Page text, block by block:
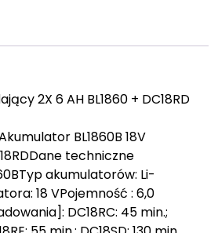
2X 6 AH BL1860 + DC18RD
BL1860B 18V
techniczne
akumulatorów: Li-
18 VPojemność : 6,0
DC18RC: 45 min.;